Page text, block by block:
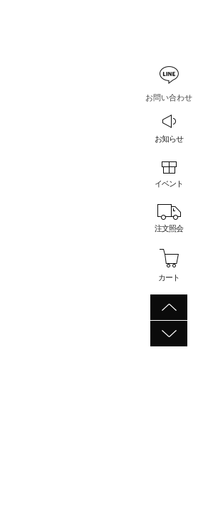
お問い合わせ
お知らせ
イベント
注文照会
カート